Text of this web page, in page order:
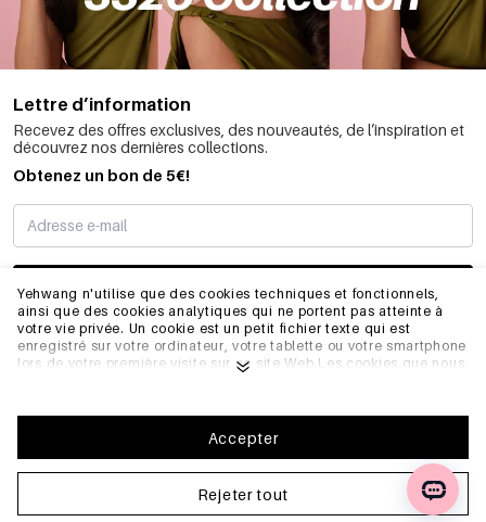
Yehwang n'utilise que des cookies techniques et fonctionnels,
ainsi que des cookies analytiques qui ne portent pas atteinte à
votre vie privée. Un cookie est un petit fichier texte qui est
enregistré sur votre ordinateur, votre tablette ou votre smartphone
lors de votre première visite sur ce site Web.Les cookies que nous
fonctionner correctement et de se souvenir, par exemple, de vos
préférences. Ils nous permettent également d'optimiser notre site
web.Pour vous assurer une bonne expérience de navigation et
d'achat sur Yehwang, nous vous recommandons d'accepter notre
désinscrire des cookies en ajustant les paramètres de votre
Rejeter tout
Accepter
Lettre d’information
Recevez des offres exclusives, des nouveautés, de l’inspiration et
découvrez nos dernières collections.
Obtenez un bon de 5€!
JE M’INSCRIS
INFORMATIONS